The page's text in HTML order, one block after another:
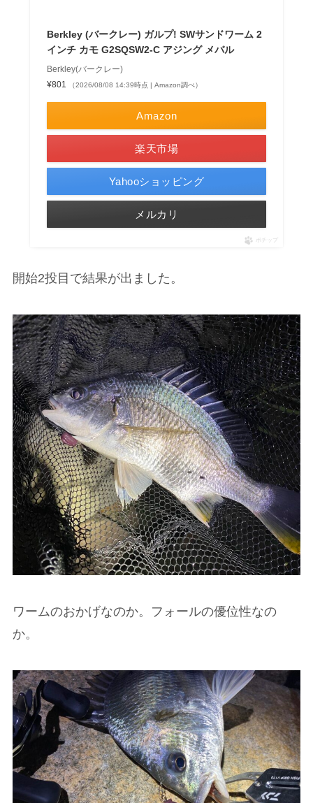
Berkley (バークレー) ガルプ! SWサンドワーム 2
インチ カモ G2SQSW2-C アジング メバル
Berkley(バークレー)
¥801
（2026/08/08 14:39時点 | Amazon調べ）
Amazon
楽天市場
Yahooショッピング
メルカリ
ポチップ
開始2投目で結果が出ました。
ワームのおかげなのか。フォールの優位性なの
か。